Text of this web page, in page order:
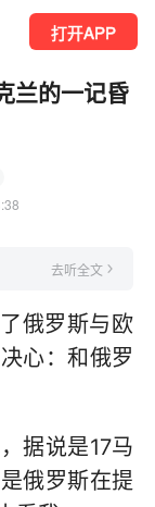
打开APP
兰的一记昏
去听全文
俄罗斯与欧
心：和俄罗
据说是17马
俄罗斯在提